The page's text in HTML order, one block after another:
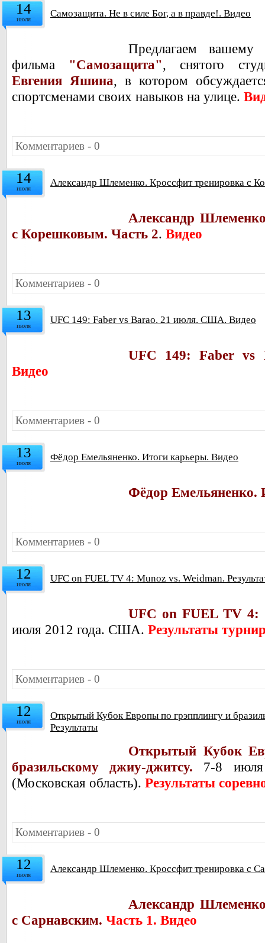
14
июля Самозащита. Не в силе Бог, а в правде!. Видео
Предлагаем
фильма "Самозащита", снятого
Евгения Яшина, в котором
спортсменами своих навыков на улице.
Комментариев - 0
14
июля Александр Шлеменко. Кроссфит тренировка с
Александр
с Корешковым. Часть 2. Видео
Комментариев - 0
13
июля UFC 149: Faber vs Barao. 21 июля. США. Видео
UFC 149: Faber vs
Видео
Комментариев - 0
13
июля Фёдор Емельяненко. Итоги карьеры. Видео
Фёдор Емельяненко.
Комментариев - 0
12
июля UFC on FUEL TV 4: Munoz vs. Weidman.
UFC on FUEL TV 4:
июля 2012 года. США. Результаты
Комментариев - 0
12
июля
Открытый Кубок Европы по грэпплингу и
Результаты
Открытый Кубок
бразильскому джиу-джитсу. 7-8 июля
(Московская область). Результаты
Комментариев - 0
12
июля Александр Шлеменко. Кроссфит тренировка с
Александр
с Сарнавским. Часть 1. Видео